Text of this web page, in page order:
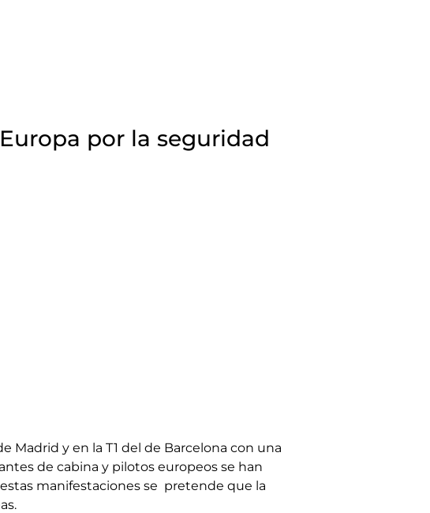
por la seguridad
Madrid y en la T1 del de Barcelona con una
de cabina y pilotos europeos se han
manifestaciones se pretende que la